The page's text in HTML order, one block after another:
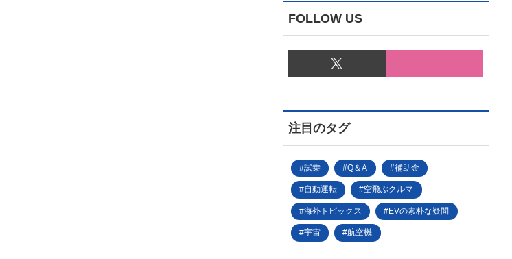
FOLLOW US
注目のタグ
試乗 Q＆A 補助金
自動運転 空飛ぶクルマ
海外トピックス EVの素朴な疑問
宇宙 航空機